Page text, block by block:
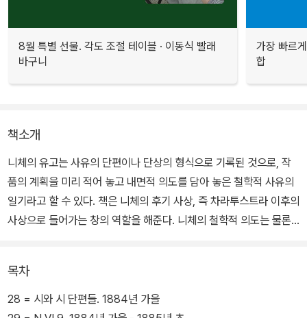
8월 특별 선물. 각도 조절 테이블 · 이동식 빨래
바구니
가장 빠르
합
책소개
니체의 유고는 사유의 단편이나 단상의 형식으로 기록된 것으로, 작
품의 계획을 미리 적어 놓고 내면적 의도를 담아 놓은 철학적 사유의
일기라고 할 수 있다. 책은 니체의 후기 사상, 즉 차라투스트라 이후의
사상으로 들어가는 창의 역할을 해준다. 니체의 철학적 의도는 물론,
1884년 가을부터 1885년 가을까지 니체는 <차라투스트라는 이렇
목차
28 = 시와 시 단편들. 1884년 가을